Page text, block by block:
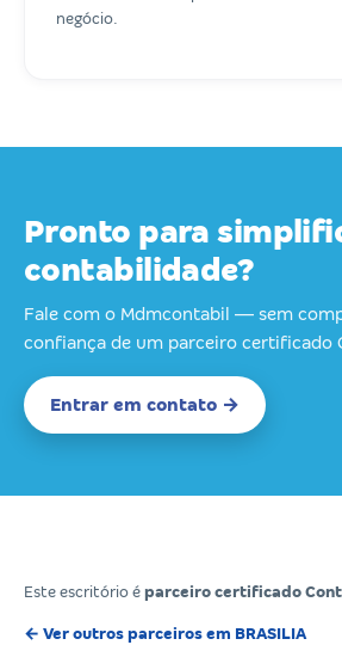
negócio.
Pronto para
contabilidade?
Fale com o Mdmcontabil — sem
confiança de um parceiro certificado
Entrar em contato →
Este escritório é parceiro certificado
← Ver outros parceiros em BRASILIA